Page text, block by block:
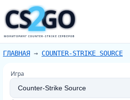
CS GO
2
МОНИТОРИНГ COUNTER-STRIKE СЕРВЕРОВ
ГЛАВНАЯ → COUNTER-STRIKE SOURCE
Игра